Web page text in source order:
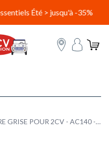
Été > jusqu'à -35%
BOMBE DE PEINTURE GRISE POUR 2CV - AC140 - 298 ML